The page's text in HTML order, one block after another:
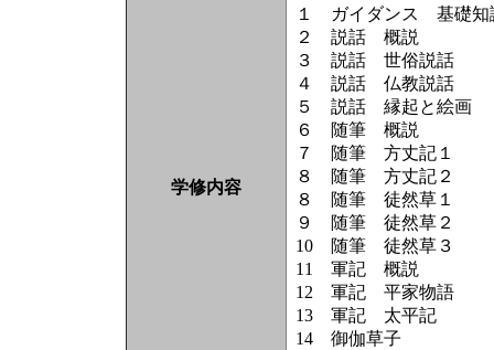
学修内容
１ ガイダンス 基礎知
２ 説話 概説
３ 説話 世俗説話
４ 説話 仏教説話
５ 説話 縁起と絵画
６ 随筆 概説
７ 随筆 方丈記１
８ 随筆 方丈記２
８ 随筆 徒然草１
９ 随筆 徒然草２
10 随筆 徒然草３
11 軍記 概説
12 軍記 平家物語
13 軍記 太平記
14 御伽草子